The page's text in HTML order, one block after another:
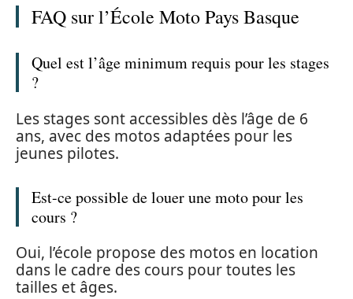
FAQ sur l’École Moto Pays Basque
Quel est l’âge minimum requis pour les stages
?
Les stages sont accessibles dès l’âge de 6
ans, avec des motos adaptées pour les
jeunes pilotes.
Est-ce possible de louer une moto pour les
cours ?
Oui, l’école propose des motos en location
dans le cadre des cours pour toutes les
tailles et âges.